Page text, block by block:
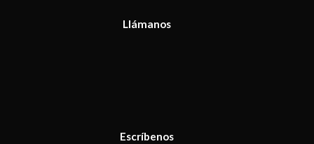
Llámanos
Escríbenos